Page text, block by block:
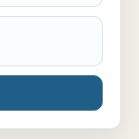
og har god
bygge ting fra
fra